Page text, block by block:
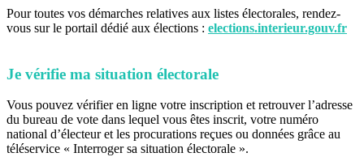
Pour toutes vos démarches relatives aux listes électorales, rendez-
vous sur le portail dédié aux élections : elections.interieur.gouv.fr
Je vérifie ma situation électorale
Vous pouvez vérifier en ligne votre inscription et retrouver l’adresse
du bureau de vote dans lequel vous êtes inscrit, votre numéro
national d’électeur et les procurations reçues ou données grâce au
téléservice « Interroger sa situation électorale ».